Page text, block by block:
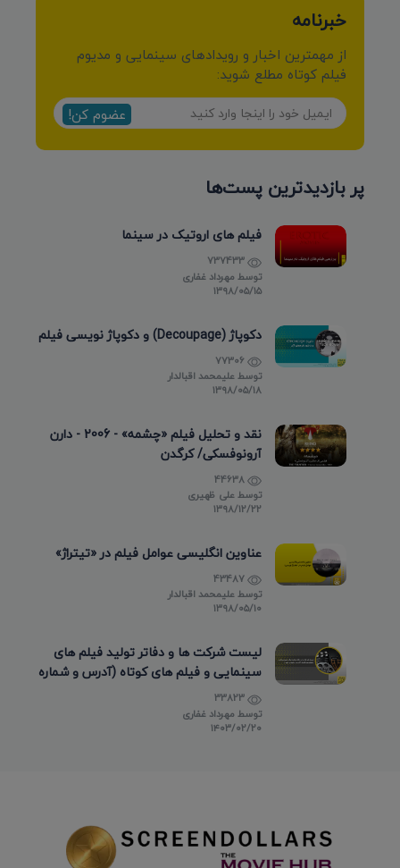
خبرنامه
از مهمترین اخبار و رویدادهای سینمایی و مدیوم
فیلم کوتاه مطلع شوید:
عضوم کن!
پر بازدیدترین پست‌ها
فیلم های اروتیک در سینما
توسط مهرداد غفاری
۱۳۹۸/۰۵/۱۵
دکوپاژ (Decoupage) و دکوپاژ نویسی فیلم
توسطعلیمحمد اقبالدار
۱۳۹۸/۰۵/۱۸
نقد و تحلیل فیلم «چشمه» - 2006 - دارن
آرونوفسکی/ کرگدن
توسطعلی ظهیری
۱۳۹۸/۱۲/۲۲
عناوین انگلیسی عوامل فیلم در «تیتراژ»
توسطعلیمحمد اقبالدار
۱۳۹۸/۰۵/۱۰
لیست شرکت ها و دفاتر تولید فیلم های
سینمایی و فیلم های کوتاه (آدرس و شماره
تماس)
توسط مهرداد غفاری
۱۴۰۳/۰۲/۲۰